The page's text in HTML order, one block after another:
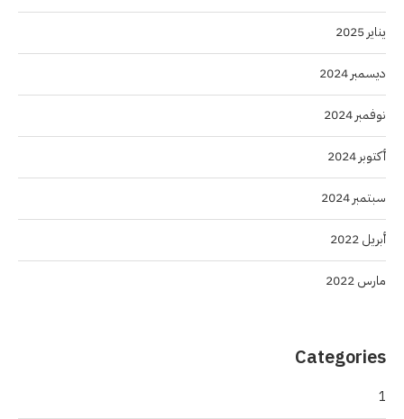
يناير 2025
ديسمبر 2024
نوفمبر 2024
أكتوبر 2024
سبتمبر 2024
أبريل 2022
مارس 2022
Categories
1